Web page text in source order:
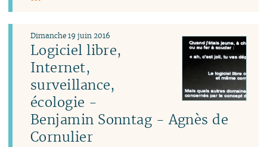
Logiciel libre,
Internet,
surveillance,
écologie -
Benjamin Sonntag - Agnès de
Cornulier
Dimanche 19 juin 2016